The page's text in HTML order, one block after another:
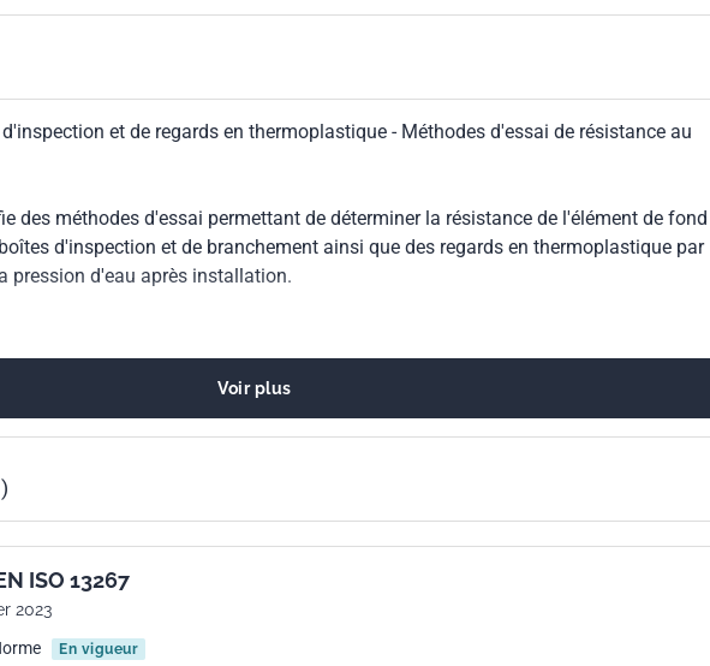
1 - décembre 2006
et de regards en thermoplastique - Méthodes d'essai de résistance au
des méthodes d'essai permettant de déterminer la résistance de l'élément de
d'inspection et de branchement ainsi que des regards en thermoplastique par
pression d'eau après installation.
Voir plus
ISO 13267
2023
En vigueur